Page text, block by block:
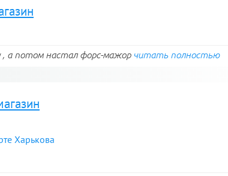
, а потом настал форс-мажор читать полностью
Харькова